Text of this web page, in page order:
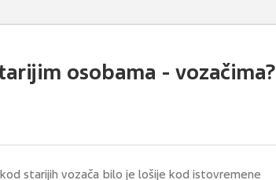
osobama - vozačima?
starijih vozača bilo je lošije kod istovremene